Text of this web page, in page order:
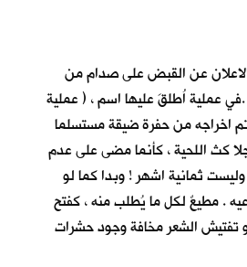
عن القبض على صدام من
.في عملية اُطلقَ عليها اسم ، ( عملية
اخراجه من حفرة ضيقة مستسلما
كث اللحية ، كأنما مضى على عدم
ثمانية اشهر ! وبدا كما لو
. مطيعٌ لكل ما يُطلب منه ، كفتح
تفتيش الشعر مخافة وجود حشرات